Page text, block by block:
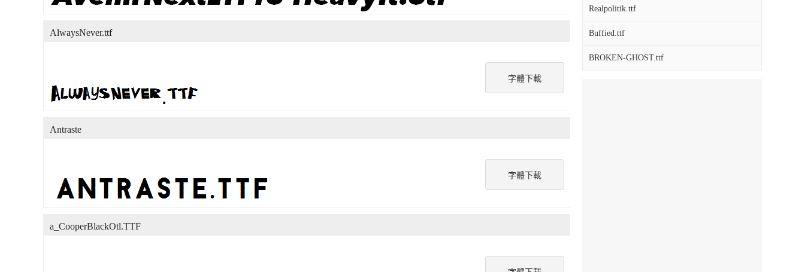
Realpolitik.ttf
Buffied.ttf
BROKEN-GHOST.ttf
字體下載
AlwaysNever.ttf
字體下載
Antraste
a_CooperBlackOtl.TTF